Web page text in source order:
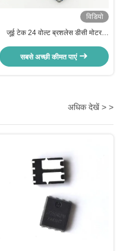
विडियो
जूई टेक 24 वोल्ट ब्रशलेस डीसी मोटर
लिए मोटर ड्राइवर बोर्ड
सबसे अच्छी कीमत पाएं
अधिक देखें > >